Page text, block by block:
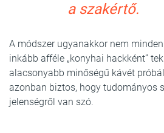
a szakértő.
A módszer ugyanakkor nem
inkább afféle „konyhai hackként”
alacsonyabb minőségű kávét
azonban biztos, hogy tudományos
jelenségről van szó.